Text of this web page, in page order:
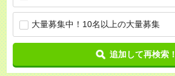
大量募集中！10名以上の大量募集
追加して再検索！